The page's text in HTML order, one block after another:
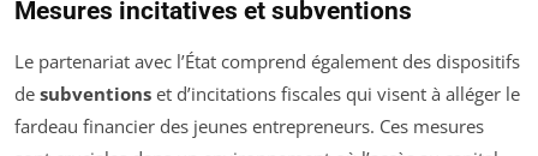
Mesures incitatives et subventions
Le partenariat avec l’État comprend également des dispositifs
de subventions et d’incitations fiscales qui visent à alléger le
fardeau financier des jeunes entrepreneurs. Ces mesures